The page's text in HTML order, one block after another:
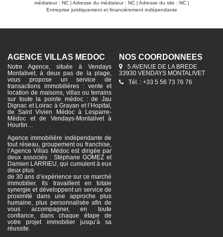
médiateur : NC | Adresse du médiateur : NC | Adresse du site : NC |
Entreprise juridiquement et financièrement indépendante
AGENCE VILLAS MÉDOC
Notre Agence, située à Vendays
Montalivet, à deux pas de la plage,
vous propose un service de
transactions immobilières : vente et
location de maisons, villas ou terrains
sur toute la pointe médoc : de Jau
Dignac et Loirac à Grayan et l’Hopital,
de Saint Vivien Médoc à Lesparre-
Médoc et de Vendays-Montalivet à
Hourtin…
Agence immobilière indépendante de
tout réseau, groupement ou franchise,
l’Agence Villas Médoc est dirigée par
deux associés : Stéphane GOMEZ et
Damien LARRIEU, qui cumulent à eux
deux plus
de 30 ans d’expérience sur ce marché
immobilier. Ils travaillent en totale
synergie et développent un service de
proximité dans une approche plus
humaine, plus personnalisée afin de
vous accompagner, en toute
confiance, dans chaque étape de
votre projet immobilier jusqu’à sa
réussite.
NOS COORDONNÉES
5 AVENUE DE LA BREDE
33930 VENDAYS MONTALIVET
Tél. : +33 5 56 73 76 76